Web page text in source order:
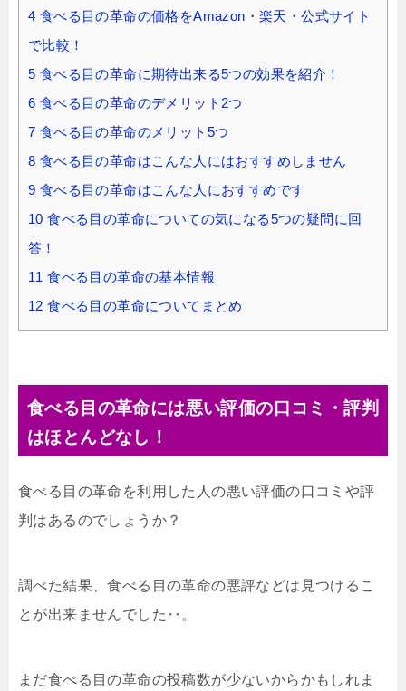
4 食べる目の革命の価格をAmazon・楽天・公式サイト
で比較！
5 食べる目の革命に期待出来る5つの効果を紹介！
6 食べる目の革命のデメリット2つ
7 食べる目の革命のメリット5つ
8 食べる目の革命はこんな人にはおすすめしません
9 食べる目の革命はこんな人におすすめです
10 食べる目の革命についての気になる5つの疑問に回
答！
11 食べる目の革命の基本情報
12 食べる目の革命についてまとめ
食べる目の革命には悪い評価の口コミ・評判
はほとんどなし！
食べる目の革命を利用した人の悪い評価の口コミや評
判はあるのでしょうか？
調べた結果、食べる目の革命の悪評などは見つけるこ
とが出来ませんでした‥。
まだ食べる目の革命の投稿数が少ないからかもしれま